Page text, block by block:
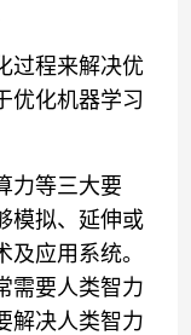
程来解决优
优化机器学习
等三大要
模拟、延伸或
应用系统。
需要人类智力
解决人类智力